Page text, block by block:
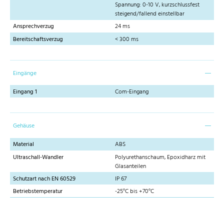
Spannung: 0-10 V, kurzschlussfest
steigend/fallend einstellbar
Ansprechverzug
24 ms
Bereitschaftsverzug
< 300 ms
Eingänge
Eingang 1
Com-Eingang
Gehäuse
Material
ABS
Ultraschall-Wandler
Polyurethanschaum, Epoxidharz mit
Glasanteilen
Schutzart nach EN 60529
IP 67
Betriebstemperatur
-25°C bis +70°C